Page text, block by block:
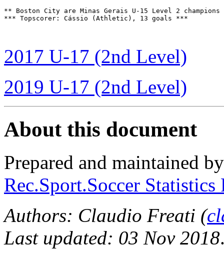
** Boston City are Minas Gerais U-15 Level 2
*** Topscorer: Cássio (Athletic), 13 goals ***
2017 U-17 (2nd Level)
2019 U-17 (2nd Level)
About this document
Prepared and maintained
Rec.Sport.Soccer
Authors: Claudio Freati (
Last updated: 03 Nov 2018